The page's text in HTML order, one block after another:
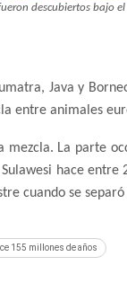
descubiertos bajo el
Java y
entre animales
La parte
hace
cuando se
155 millones de años